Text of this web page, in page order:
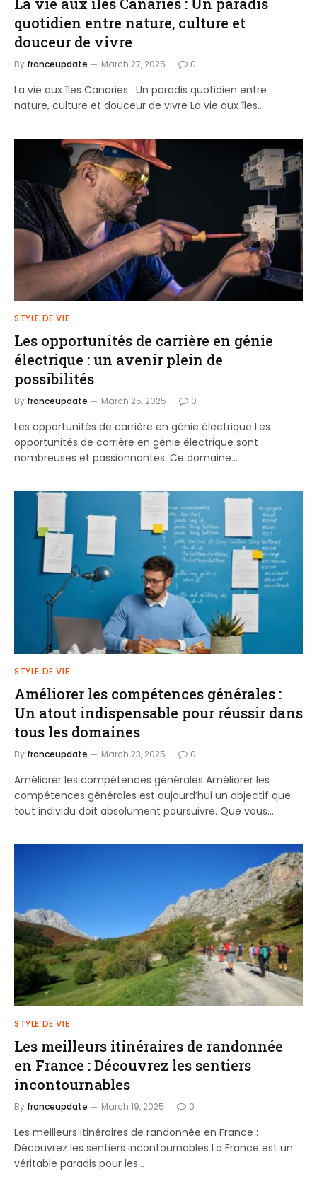
quotidien entre nature, culture et
douceur de vivre
By franceupdate March 27, 2025 0
La vie aux îles Canaries : Un paradis quotidien entre
nature, culture et douceur de vivre La vie aux îles…
STYLE DE VIE
Les opportunités de carrière en génie
électrique : un avenir plein de
possibilités
By franceupdate March 25, 2025 0
Les opportunités de carrière en génie électrique Les
opportunités de carrière en génie électrique sont
nombreuses et passionnantes. Ce domaine…
STYLE DE VIE
Améliorer les compétences générales :
Un atout indispensable pour réussir dans
tous les domaines
By franceupdate March 23, 2025 0
Améliorer les compétences générales Améliorer les
compétences générales est aujourd’hui un objectif que
tout individu doit absolument poursuivre. Que vous…
STYLE DE VIE
Les meilleurs itinéraires de randonnée
en France : Découvrez les sentiers
incontournables
By franceupdate March 19, 2025 0
Les meilleurs itinéraires de randonnée en France :
Découvrez les sentiers incontournables La France est un
véritable paradis pour les…